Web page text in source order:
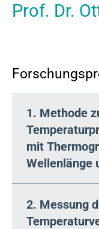
Prof. Dr.
1. Methode
mit
Wellenlänge
2. Messung